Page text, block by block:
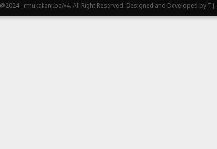
@2024 - rmukakanj.ba/v4. All Right Reserved. Designed and Developed by T.J.